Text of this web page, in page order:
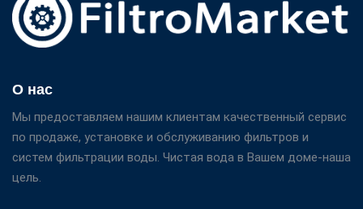
О нас
Мы предоставляем нашим клиентам качественный сервис
по продаже, установке и обслуживанию фильтров и
систем фильтрации воды. Чистая вода в Вашем доме-наша
цель.